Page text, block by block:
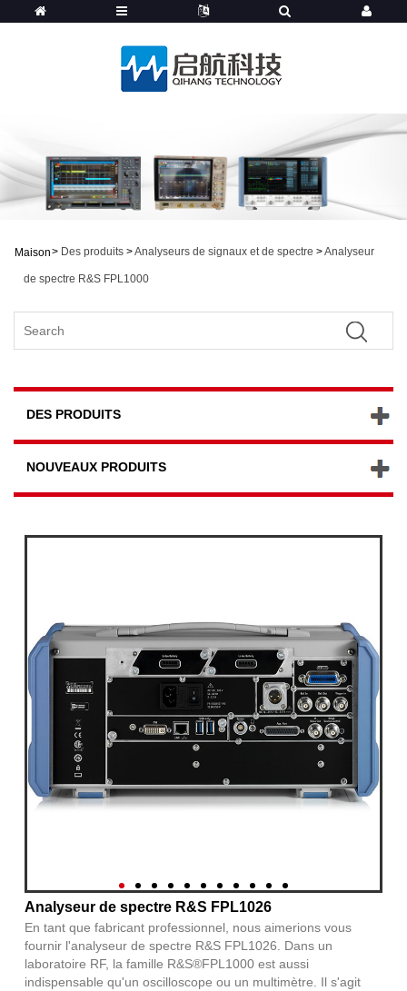
Maison> Des produits >Analyseurs de signaux et de spectre >Analyseur
de spectre R&S FPL1000
DES PRODUITS
NOUVEAUX PRODUITS
Analyseur de spectre R&S FPL1026
En tant que fabricant professionnel, nous aimerions vous
fournir l'analyseur de spectre R&S FPL1026. Dans un
laboratoire RF, la famille R&S®FPL1000 est aussi
indispensable qu'un oscilloscope ou un multimètre. Il s'agit